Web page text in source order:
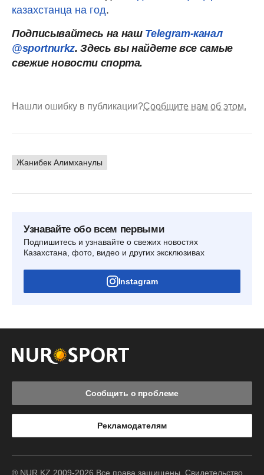
казахстанца на год.
Подписывайтесь на наш Telegram-канал
@sportnurkz. Здесь вы найдете все самые
свежие новости спорта.
Нашли ошибку в публикации?Сообщите нам об этом.
Жанибек Алимханулы
Узнавайте обо всем первыми
Подпишитесь и узнавайте о свежих новостях
Казахстана, фото, видео и других эксклюзивах
Instagram
Сообщить о проблеме
Рекламодателям
® NUR.KZ 2009-2026 Все права защищены. Свидетельство